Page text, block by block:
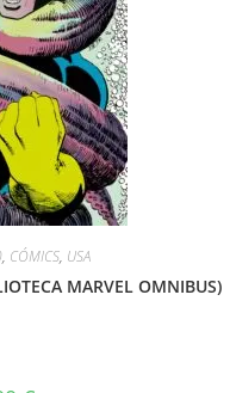
, CÓMICS, USA
MARVEL OMNIBUS)